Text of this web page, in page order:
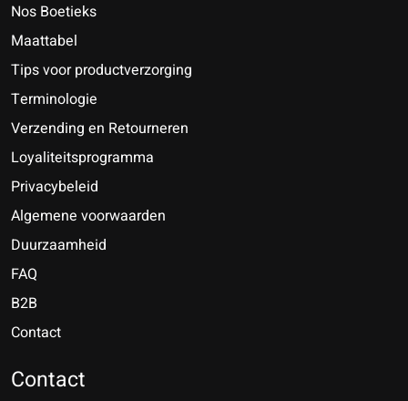
Nos Boetieks
Maattabel
Tips voor productverzorging
Terminologie
Verzending en Retourneren
Loyaliteitsprogramma
Privacybeleid
Algemene voorwaarden
Duurzaamheid
FAQ
B2B
Contact
Contact